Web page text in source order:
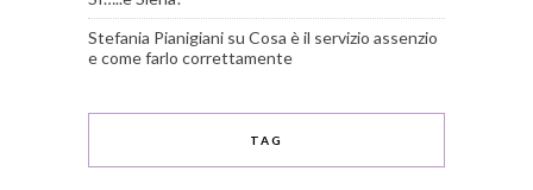
Stefania Pianigiani su Cosa è il servizio assenzio
e come farlo correttamente
TAG